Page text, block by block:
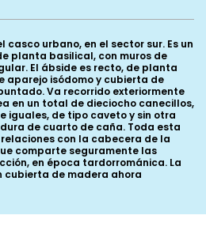
casco urbano, en el sector sur. Es un
planta basilical, con muros de
El ábside es recto, de planta
aparejo isódomo y cubierta de
Va recorrido exteriormente
en un total de dieciocho canecillos,
iguales, de tipo caveto y sin otra
de cuarto de caña. Toda esta
con la cabecera de la
comparte seguramente las
en época tardorrománica. La
cubierta de madera ahora